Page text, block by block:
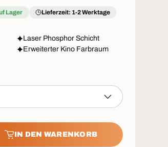
Lager Lieferzeit: 1-2 Werktage
Laser Phosphor Schicht
Erweiterter Kino Farbraum
IN DEN WARENKORB